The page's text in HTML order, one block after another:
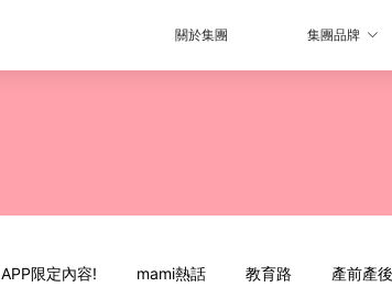
關於集團 集團品牌
APP限定內容! mami熱話 教育路 產前產後